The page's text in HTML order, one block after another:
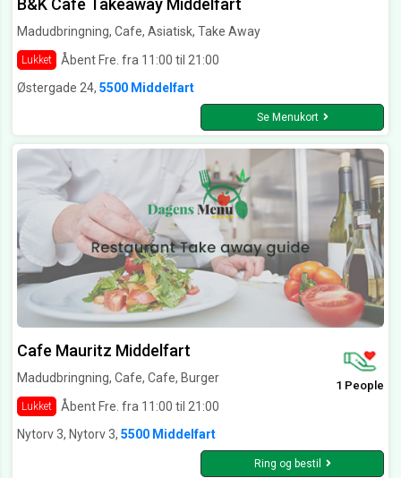
B&K Cafe Takeaway Middelfart
Madudbringning, Cafe, Asiatisk, Take Away
Lukket
Åbent Fre. fra 11:00 til 21:00
Østergade 24, 5500 Middelfart
Se Menukort
Cafe Mauritz Middelfart
Madudbringning, Cafe, Cafe, Burger
Lukket Åbent Fre. fra 11:00 til 21:00
1 People
Nytorv 3, Nytorv 3, 5500 Middelfart
Ring og bestil